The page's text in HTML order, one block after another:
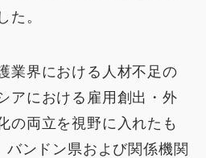
た。
業界における人材不足の
アにおける雇用創出・外
の両立を視野に入れたも
ンドン県および関係機関